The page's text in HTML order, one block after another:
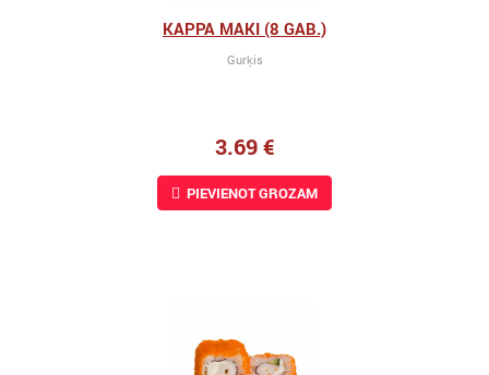
KAPPA MAKI (8 GAB.)
Gurķis
3.69 €
PIEVIENOT GROZAM